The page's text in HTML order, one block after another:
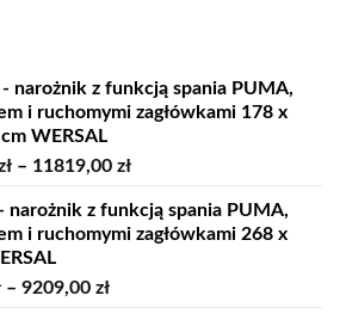
narożnik z funkcją spania PUMA,
i ruchomymi zagłówkami 178 x
WERSAL
– 11819,00 złZakres
od
10229,00 zł
narożnik z funkcją spania PUMA,
i ruchomymi zagłówkami 268 x
– 9209,00 złZakres